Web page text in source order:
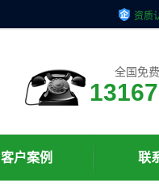
资质
全国免
客户案例 联